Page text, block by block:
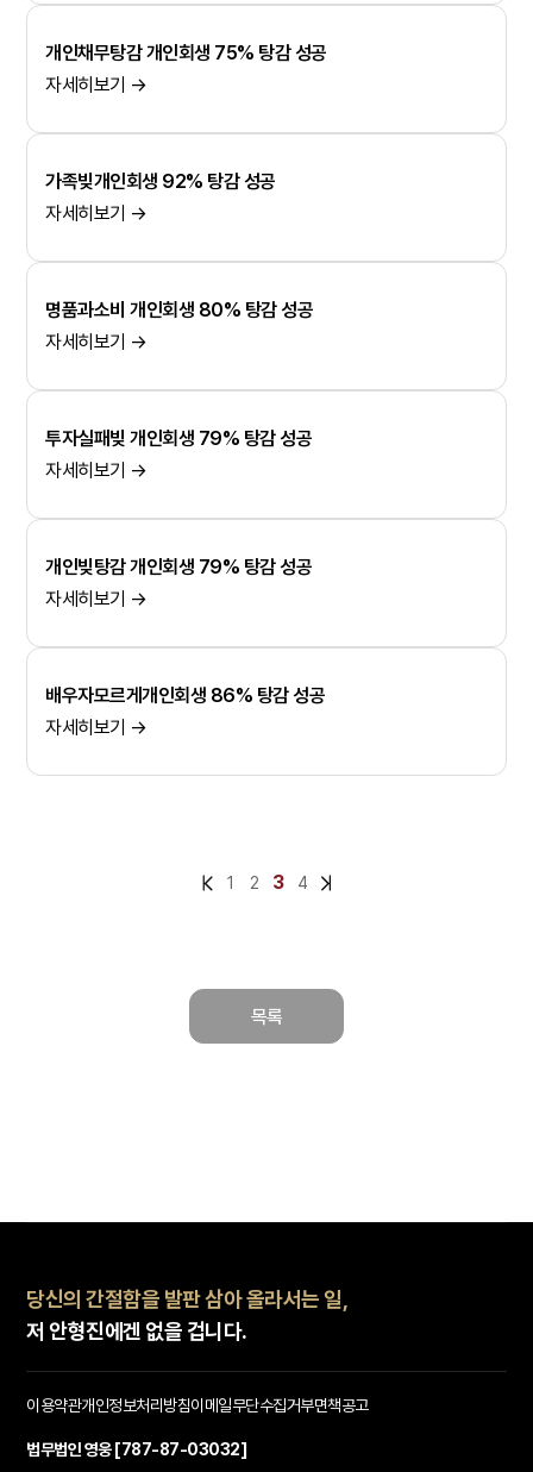
개인채무탕감 개인회생 75% 탕감 성공
자세히보기 →
가족빚개인회생 92% 탕감 성공
자세히보기 →
명품과소비 개인회생 80% 탕감 성공
자세히보기 →
투자실패빚 개인회생 79% 탕감 성공
자세히보기 →
개인빚탕감 개인회생 79% 탕감 성공
자세히보기 →
배우자모르게개인회생 86% 탕감 성공
자세히보기 →
1 2 3 4
목록
당신의 간절함을 발판 삼아 올라서는 일,
저 안형진에겐 없을 겁니다.
법무법인 영웅 [787-87-03032]
이용약관개인정보처리방침이메일무단수집거부면책공고